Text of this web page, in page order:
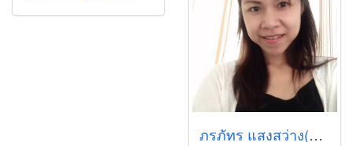
ภรภัทร แสงสว่าง(ครูปอ)